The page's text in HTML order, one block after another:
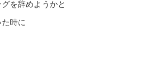
を辞めようかと
時に